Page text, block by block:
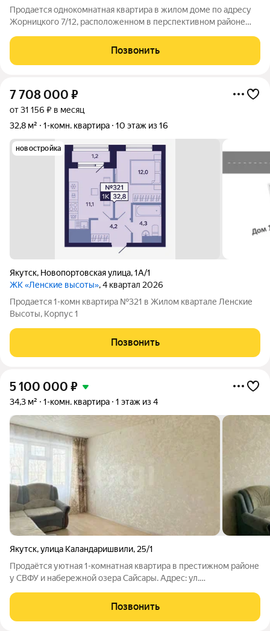
Продается однокомнатная квартира в жилом доме по адресу
Жорницкого 7/12, расположенном в перспективном районе
трехэтажном кирпичного дома, что обеспечивает удобный
доступ без необходимости пользоваться
Позвонить
7 708 000 ₽
от 31 156 ₽ в месяц
32,8 м²
1-комн. квартира 10 этаж из 16
новостройка
Якутск, Новопортовская улица,1А/1
ЖК «Ленские высоты», 4 квартал 2026
Продается 1-комн квартира №321 в Жилом квартале Ленские
Высоты, Корпус 1
Позвонить
5 100 000 ₽
34,3 м² 1-комн. квартира 1 этаж из 4
Якутск,улица Каландаришвили, 25/1
Продаётся уютная 1-комнатная квартира в престижном районе
у СВФУ и набережной озера Сайсары. Адрес: ул.
документы готовы
Позвонить